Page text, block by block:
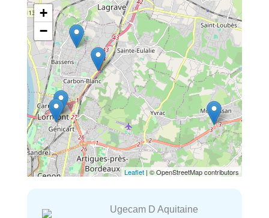
+
−
Leaflet | © OpenStreetMap contributors
Ugecam D Aquitaine